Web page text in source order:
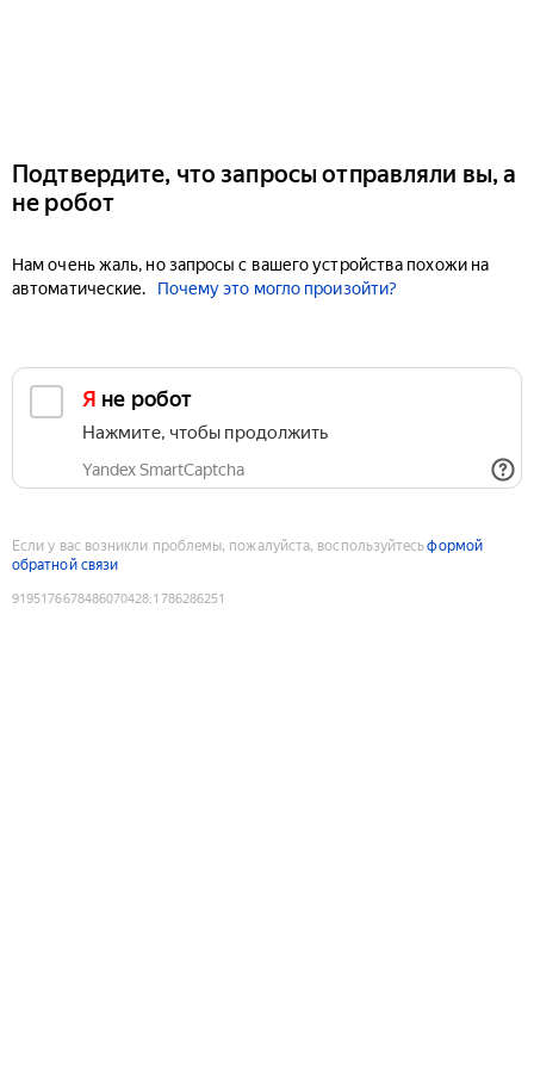
Подтвердите, что запросы отправляли вы, а
не робот
Нам очень жаль, но запросы с вашего устройства похожи на
автоматические.
Почему это могло произойти?
Я не робот
Нажмите, чтобы продолжить
Yandex SmartCaptcha
Если у вас возникли проблемы, пожалуйста, воспользуйтесьформой
обратной связи
9195176678486070428:1786286251